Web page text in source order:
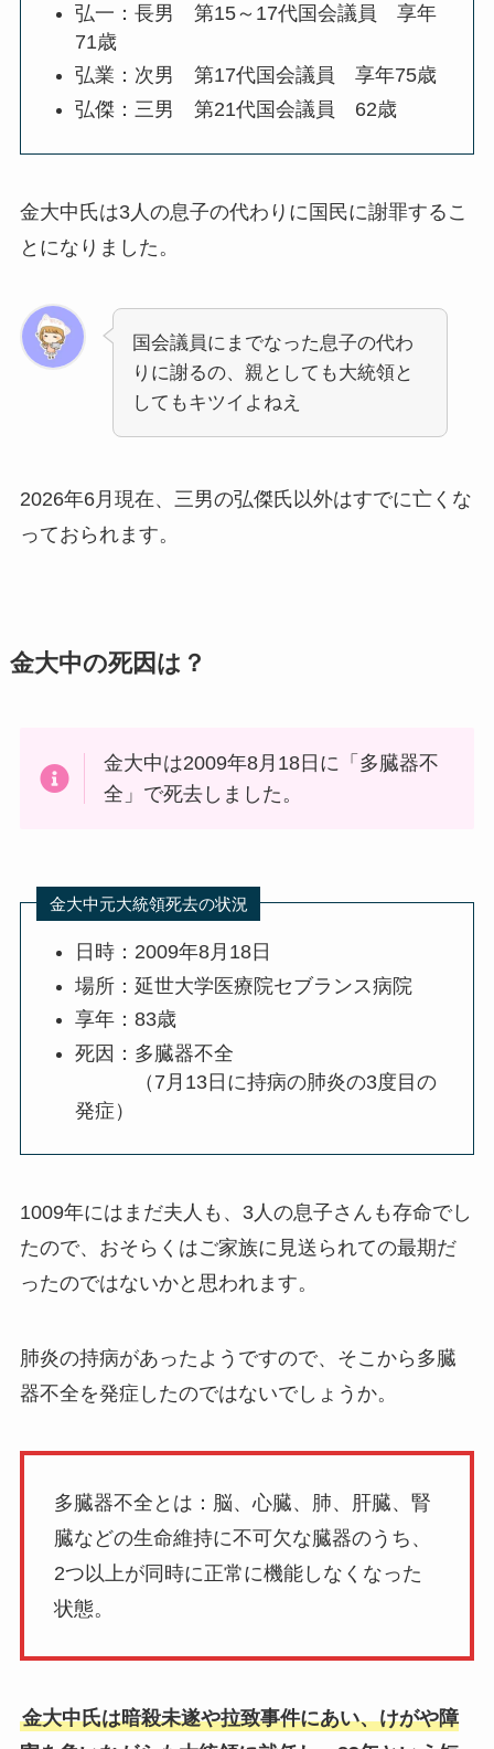
弘一：長男 第15～17代国会議員 享年
71歳
弘業：次男 第17代国会議員 享年75歳
弘傑：三男 第21代国会議員 62歳
金大中氏は3人の息子の代わりに国民に謝罪するこ
とになりました。
国会議員にまでなった息子の代わ
りに謝るの、親としても大統領と
してもキツイよねえ
2026年6月現在、三男の弘傑氏以外はすでに亡くな
っておられます。
金大中の死因は？
金大中は2009年8月18日に「多臓器不
全」で死去しました。
金大中元大統領死去の状況
日時：2009年8月18日
場所：延世大学医療院セブランス病院
享年：83歳
死因：多臓器不全
（7月13日に持病の肺炎の3度目の
発症）
1009年にはまだ夫人も、3人の息子さんも存命でし
たので、おそらくはご家族に見送られての最期だ
ったのではないかと思われます。
肺炎の持病があったようですので、そこから多臓
器不全を発症したのではないでしょうか。
多臓器不全とは：脳、心臓、肺、肝臓、腎
臓などの生命維持に不可欠な臓器のうち、
2つ以上が同時に正常に機能しなくなった
状態。
金大中氏は暗殺未遂や拉致事件にあい、けがや障